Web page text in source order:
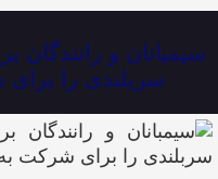
سیمبانان و رانندگان
سربلندی را برای